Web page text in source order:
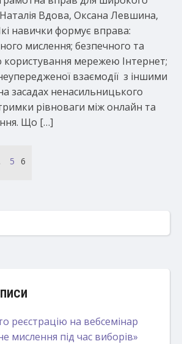
Вдова, Оксана Левшина,
навички формує вправа:
мислення; безпечного та
користування мережею Інтернет;
взаємодії з іншими
засадах ненасильницького
рівноваги між онлайн та
Що […]
5 6
реєстрацію на вебсемінар
мислення під час виборів»